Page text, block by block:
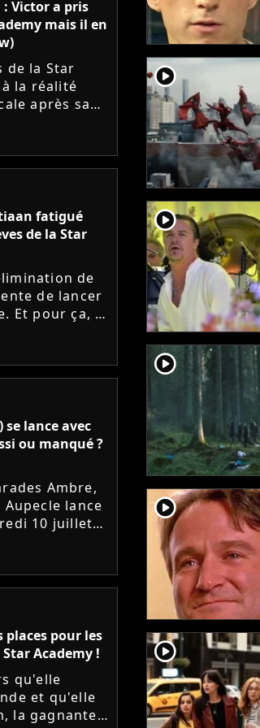
Victor a pris
mais il en
de la Star
la réalité
après sa
maisons
fatigué
de la Star
de
de lancer
Et pour ça, le
"Château",
se lance avec
ou manqué ?
Ambre,
lance
10 juillet
fais de mon
places pour les
Academy !
qu'elle
et qu'elle
la gagnante
player2
player2
player2
player2
player2